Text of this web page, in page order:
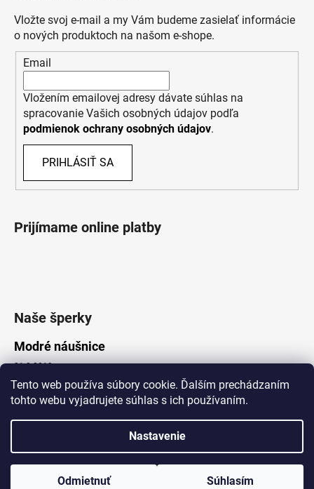
Tento web používa súbory cookie. Ďalším prechádzaním
tohto webu vyjadrujete súhlas s ich používaním.
Nastavenie
Odmietnuť Súhlasím
www.Lotka.sk - najkrajšie šperky za dobré ceny. Pri nákupe nad 50€
poštovné zdarma. Nakupujte s dôverou - naša spoločnosť je s
Vložte svoj e-mail a my Vám budeme zasielať informácie
o nových produktoch na našom e-shope.
Email
Vložením emailovej adresy dávate súhlas na
spracovanie Vašich osobných údajov podľa
podmienok ochrany osobných údajov.
PRIHLÁSIŤ SA
Prijímame online platby
Naše šperky
Modré náušnice
21.8.2019
Vytvoril Shoptet
Lotka.sk. Všetky práva vyhradené.
Upraviť nastavenie cookies